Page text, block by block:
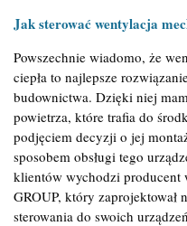
Jak sterować wentylacja
Powszechnie wiadomo, że
ciepła to najlepsze
budownictwa. Dzięki niej
powietrza, które trafia do
podjęciem decyzji o jej
sposobem obsługi tego
klientów wychodzi producent
GROUP, który zaprojektował
sterowania do swoich